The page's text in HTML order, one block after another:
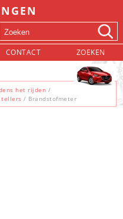
CONTACT ZOEKEN
het rijden /
tellers / Brandstofmeter